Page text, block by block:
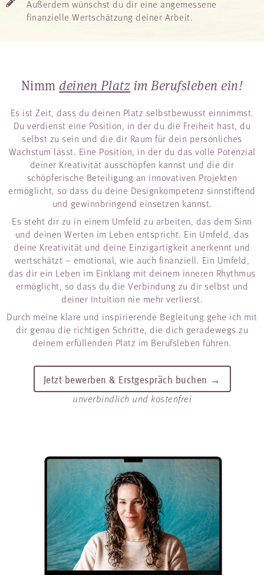
Außerdem wünschst du dir eine angemessene
finanzielle Wertschätzung deiner Arbeit.
Nimmdeinen Platz im Berufsleben ein!
Es ist Zeit, dass du deinen Platz selbstbewusst einnimmst.
Du verdienst eine Position, in der du die Freiheit hast, du
selbst zu sein und die dir Raum für dein persönliches
Wachstum lässt. Eine Position, in der du das volle Potenzial
deiner Kreativität ausschöpfen kannst und die dir
schöpferische Beteiligung an innovativen Projekten
ermöglicht, so dass du deine Designkompetenz sinnstiftend
und gewinnbringend einsetzen kannst.
Es steht dir zu in einem Umfeld zu arbeiten, das dem Sinn
und deinen Werten im Leben entspricht. Ein Umfeld, das
deine Kreativität und deine Einzigartigkeit anerkennt und
wertschätzt – emotional, wie auch finanziell. Ein Umfeld,
das dir ein Leben im Einklang mit deinem inneren Rhythmus
ermöglicht, so dass du die Verbindung zu dir selbst und
deiner Intuition nie mehr verlierst.
Durch meine klare und inspirierende Begleitung gehe ich mit
dir genau die richtigen Schritte, die dich geradewegs zu
deinem erfüllenden Platz im Berufsleben führen.
Jetzt bewerben & Erstgespräch buchen →
unverbindlich und kostenfrei